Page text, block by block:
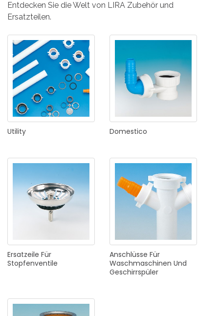
Entdecken Sie die Welt von LIRA Zubehör und
Ersatzteilen.
Utility Domestico
Ersatzeile Für
Stopfenventile
Anschlüsse Für
Waschmaschinen Und
Geschirrspüler